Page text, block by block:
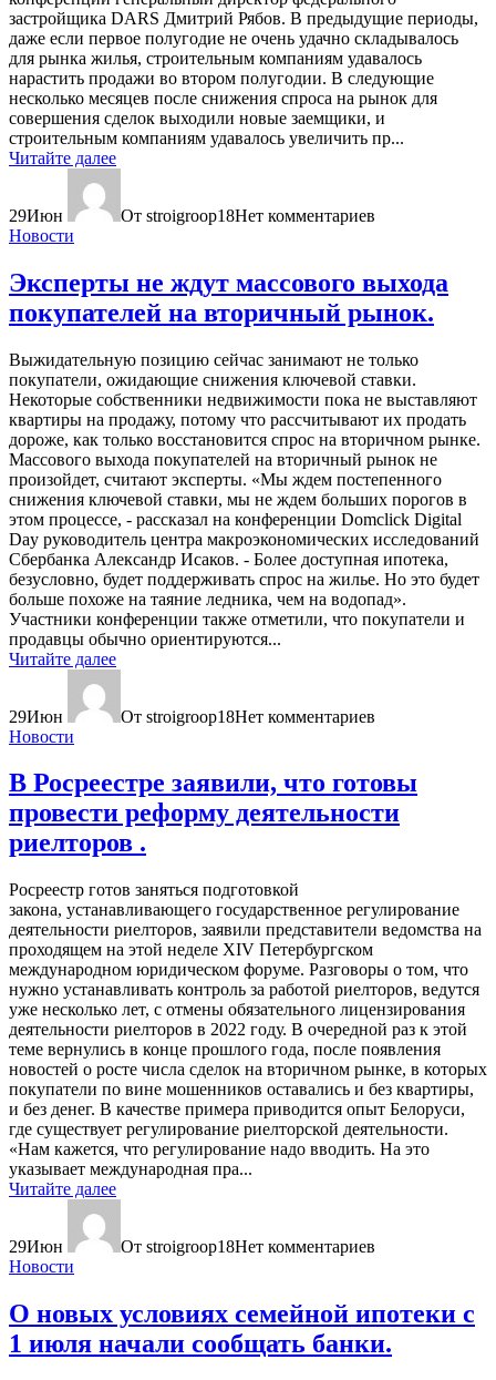
застройщика DARS Дмитрий Рябов. В предыдущие периоды,
даже если первое полугодие не очень удачно складывалось
для рынка жилья, строительным компаниям удавалось
нарастить продажи во втором полугодии. В следующие
несколько месяцев после снижения спроса на рынок для
совершения сделок выходили новые заемщики, и
строительным компаниям удавалось увеличить пр...
Читайте далее
29Июн От stroigroop18Нет комментариев
Новости
Эксперты не ждут массового выхода
покупателей на вторичный рынок.
Выжидательную позицию сейчас занимают не только
покупатели, ожидающие снижения ключевой ставки.
Некоторые собственники недвижимости пока не выставляют
квартиры на продажу, потому что рассчитывают их продать
дороже, как только восстановится спрос на вторичном рынке.
Массового выхода покупателей на вторичный рынок не
произойдет, считают эксперты. «Мы ждем постепенного
снижения ключевой ставки, мы не ждем больших порогов в
этом процессе, - рассказал на конференции Domclick Digital
Day руководитель центра макроэкономических исследований
Сбербанка Александр Исаков. - Более доступная ипотека,
безусловно, будет поддерживать спрос на жилье. Но это будет
больше похоже на таяние ледника, чем на водопад».
Участники конференции также отметили, что покупатели и
продавцы обычно ориентируются...
Читайте далее
29Июн От stroigroop18Нет комментариев
Новости
В Росреестре заявили, что готовы
провести реформу деятельности
риелторов .
Росреестр готов заняться подготовкой
закона, устанавливающего государственное регулирование
деятельности риелторов, заявили представители ведомства на
проходящем на этой неделе XIV Петербургском
международном юридическом форуме. Разговоры о том, что
нужно устанавливать контроль за работой риелторов, ведутся
уже несколько лет, с отмены обязательного лицензирования
деятельности риелторов в 2022 году. В очередной раз к этой
теме вернулись в конце прошлого года, после появления
новостей о росте числа сделок на вторичном рынке, в которых
покупатели по вине мошенников оставались и без квартиры,
и без денег. В качестве примера приводится опыт Белоруси,
где существует регулирование риелторской деятельности.
«Нам кажется, что регулирование надо вводить. На это
указывает международная пра...
Читайте далее
29Июн От stroigroop18Нет комментариев
Новости
О новых условиях семейной ипотеки с
1 июля начали сообщать банки.